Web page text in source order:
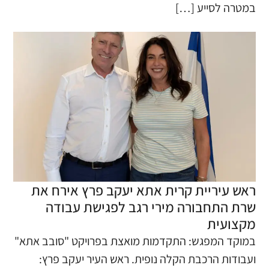
במטרה לסייע […]
ראש עיריית קרית אתא יעקב פרץ אירח את
שרת התחבורה מירי רגב לפגישת עבודה
מקצועית
​במוקד המפגש: התקדמות מואצת בפרויקט "סובב אתא"
ועבודות הרכבת הקלה נופית. ראש העיר יעקב פרץ: